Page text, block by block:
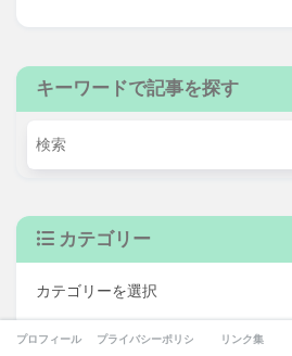
キーワードで記事を探す
カテゴリー
プロフィール プライバシーポリシー リンク集